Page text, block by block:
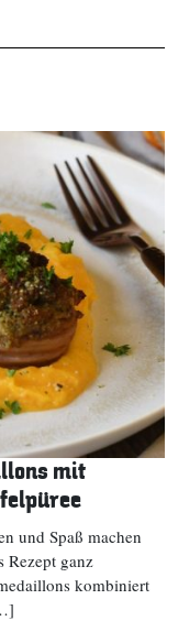
mit
und Spaß machen
Rezept ganz
kombiniert